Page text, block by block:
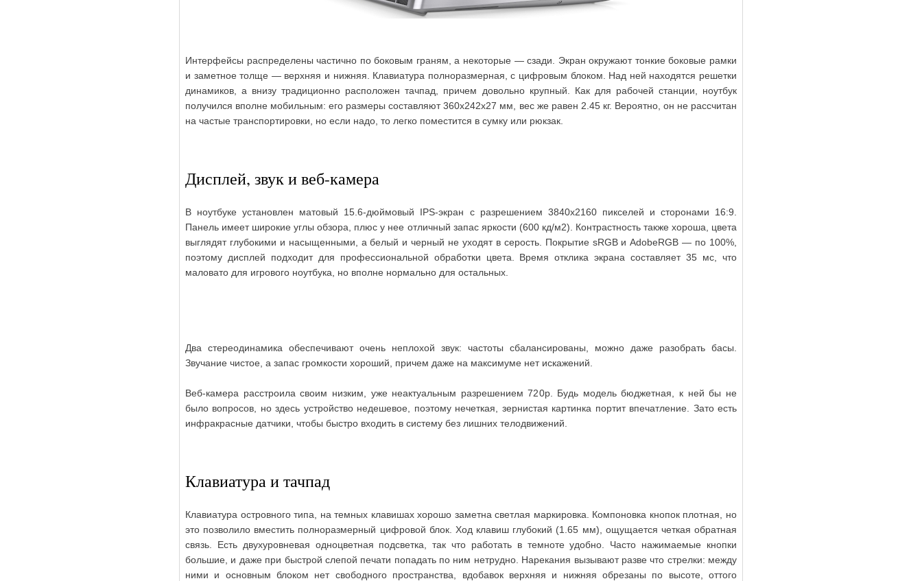
Интерфейсы распределены частично по боковым граням, а некоторые — сзади. Экран окружают тонкие боковые рамки
и заметное толще — верхняя и нижняя. Клавиатура полноразмерная, с цифровым блоком. Над ней находятся решетки
динамиков, а внизу традиционно расположен тачпад, причем довольно крупный. Как для рабочей станции, ноутбук
получился вполне мобильным: его размеры составляют 360х242х27 мм, вес же равен 2.45 кг. Вероятно, он не рассчитан
на частые транспортировки, но если надо, то легко поместится в сумку или рюкзак.
Дисплей, звук и веб-камера
В ноутбуке установлен матовый 15.6-дюймовый IPS-экран с разрешением 3840х2160 пикселей и сторонами 16:9.
Панель имеет широкие углы обзора, плюс у нее отличный запас яркости (600 кд/м2). Контрастность также хороша, цвета
выглядят глубокими и насыщенными, а белый и черный не уходят в серость. Покрытие sRGB и AdobeRGB — по 100%,
поэтому дисплей подходит для профессиональной обработки цвета. Время отклика экрана составляет 35 мс, что
маловато для игрового ноутбука, но вполне нормально для остальных.
Два стереодинамика обеспечивают очень неплохой звук: частоты сбалансированы, можно даже разобрать басы.
Звучание чистое, а запас громкости хороший, причем даже на максимуме нет искажений.
Веб-камера расстроила своим низким, уже неактуальным разрешением 720p. Будь модель бюджетная, к ней бы не
было вопросов, но здесь устройство недешевое, поэтому нечеткая, зернистая картинка портит впечатление. Зато есть
инфракрасные датчики, чтобы быстро входить в систему без лишних телодвижений.
Клавиатура и тачпад
Клавиатура островного типа, на темных клавишах хорошо заметна светлая маркировка. Компоновка кнопок плотная, но
это позволило вместить полноразмерный цифровой блок. Ход клавиш глубокий (1.65 мм), ощущается четкая обратная
связь. Есть двухуровневая одноцветная подсветка, так что работать в темноте удобно. Часто нажимаемые кнопки
большие, и даже при быстрой слепой печати попадать по ним нетрудно. Нарекания вызывают разве что стрелки: между
ними и основным блоком нет свободного пространства, вдобавок верхняя и нижняя обрезаны по высоте, оттого